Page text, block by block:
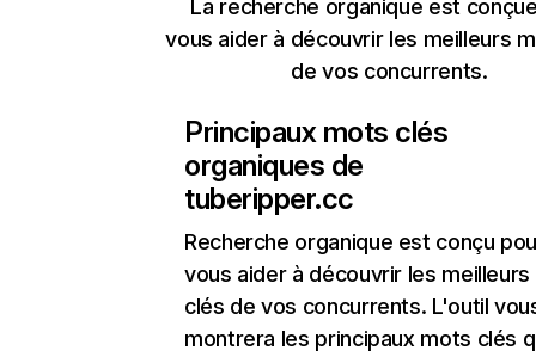
La recherche organique est
vous aider à découvrir les meilleurs
de vos concurrents.
Principaux mots clés
organiques de
tuberipper.cc
Recherche organique est conçu
vous aider à découvrir les
clés de vos concurrents. L'outil
montrera les principaux mots clés